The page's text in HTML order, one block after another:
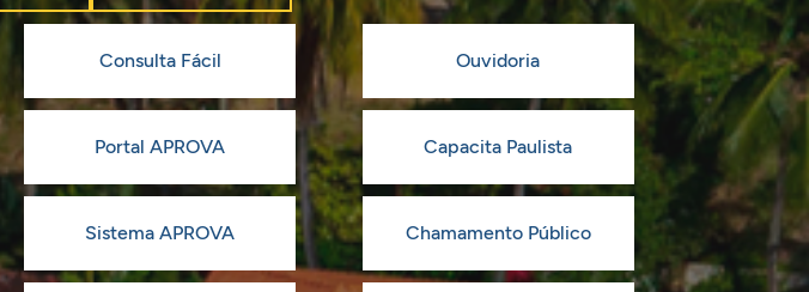
Consulta Fácil Ouvidoria
Portal APROVA Capacita Paulista
Sistema APROVA Chamamento Público